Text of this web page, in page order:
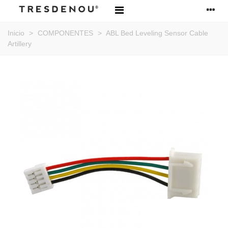
Inicio > COMPONENTES > ABL Bed Leveling Sensor Cable
Artillery